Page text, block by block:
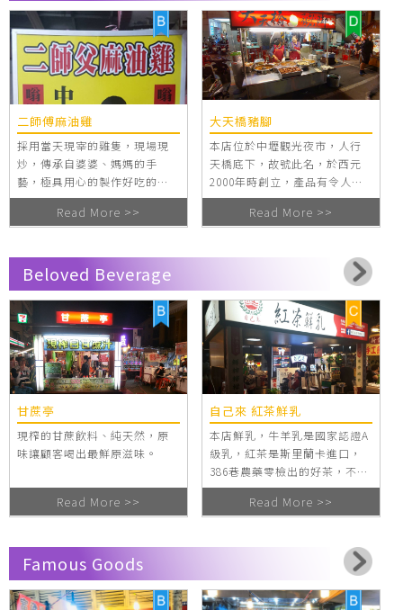
二師傅麻油雞
採用當天現宰的雞隻，現場現
炒，傳承自婆婆、媽媽的手
藝，極具用心的製作好吃的美
食。 曾於96年得到經濟部認證
「樂活名攤」，還有電視台的
認證，備感殊榮。
Read More >>
大天橋豬腳
本店位於中壢觀光夜市，人行
天橋底下，故號此名，於西元
2000年時創立，產品有令人難
以忘懷又百吃不膩的傳統擔仔
麵由細火慢燉、鹹香撲鼻、入
Read More >>
Beloved Beverage
甘蔗亭
現榨的甘蔗飲料、純天然，原
味讓顧客喝出最鮮原滋味。
Read More >>
自己來 紅茶鮮乳
本店鮮乳，牛羊乳是國家認證A
級乳，紅茶是斯里蘭卡進口，
386巷農藥零檢出的好茶，不添
加、不造假、不加冰塊，保存
原味茶品，自己來加、給客人
Read More >>
Famous Goods